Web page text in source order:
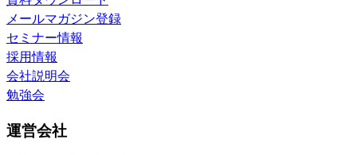
メールマガジン登録
セミナー情報
採用情報
会社説明会
勉強会
運営会社